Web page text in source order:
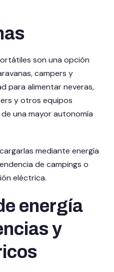
son una opción
campers y
para alimentar neveras,
y otros equipos
una mayor autonomía
mediante energía
de campings o
eléctrica.
energía
y